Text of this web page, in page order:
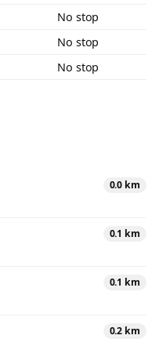
No stop
No stop
No stop
0.0 km
0.1 km
0.1 km
0.2 km